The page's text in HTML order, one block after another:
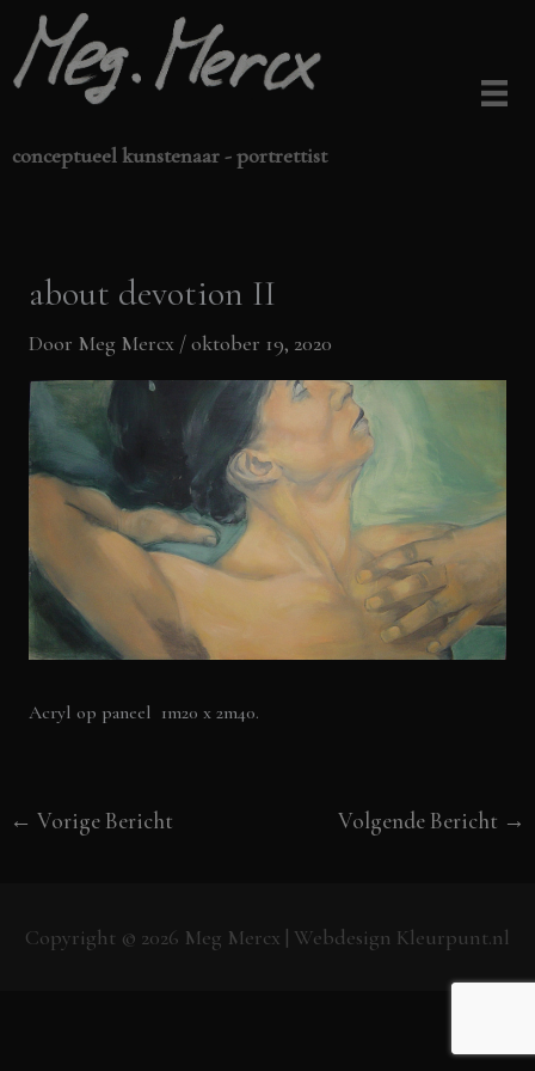
naar
de
conceptueel kunstenaar - portrettist
about devotion II
Door Meg Mercx /oktober 19, 2020
Acryl op paneel 1m20 x 2m40.
← Vorige Bericht Volgende Bericht →
Copyright © 2026 Meg Mercx | Webdesign Kleurpunt.nl